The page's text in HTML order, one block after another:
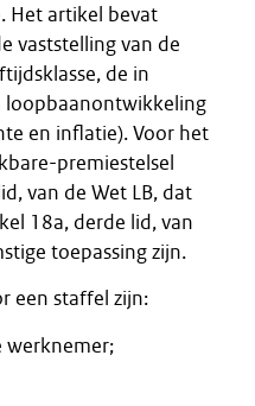
Het artikel bevat
vaststelling van de
de in
loopbaanontwikkeling
en inflatie). Voor het
premiestelsel
van de Wet LB, dat
18a, derde lid, van
toepassing zijn.
een staffel zijn:
werknemer;